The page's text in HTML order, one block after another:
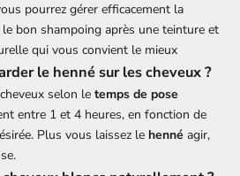
pourrez gérer efficacement la
bon shampoing après une teinture et
qui vous convient le mieux
le henné sur les cheveux ?
selon le temps de pose
entre 1 et 4 heures, en fonction de
Plus vous laissez le henné agir,